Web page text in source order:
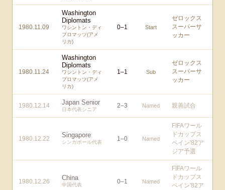
1980.11.09
Washington
Diplomats
ワシントン・ディ
プロマッツ(アメ
リカ)
0–1 Start
ゼロックス
スーパーサ
ッカー
1980.11.24
Washington
Diplomats
ワシントン・ディ
プロマッツ(アメ
リカ)
1–1 Sub
ゼロックス
スーパーサ
ッカー
1980.12.14 Japan Senior
日本代表シニア
2–3 Named 親善試合
1980.12.22 Singapore
シンガポール代表 1–0 Named
FIFAワール
ドカップス
ペイン'82ア
ジア予選
1980.12.26 China
中国代表 0–1 Named
FIFAワール
ドカップス
ペイン'82ア